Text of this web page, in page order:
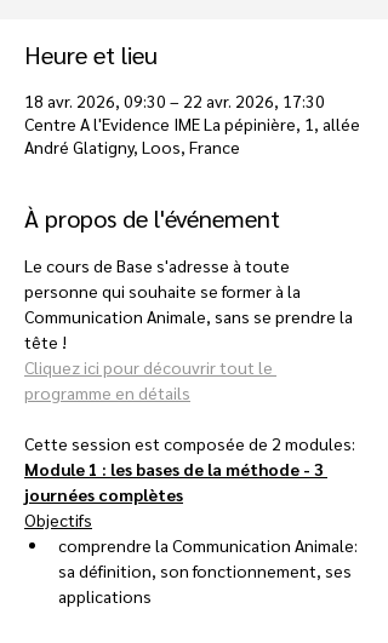
Heure et lieu
18 avr. 2026, 09:30 – 22 avr. 2026, 17:30
Centre A l'Evidence IME La pépinière, 1, allée
André Glatigny, Loos, France
À propos de l'événement
Le cours de Base s'adresse à toute
personne qui souhaite se former à la
Communication Animale, sans se prendre la
tête !
Cliquez ici pour découvrir tout le
programme en détails
Cette session est composée de 2 modules:
Module 1 : les bases de la méthode - 3
journées complètes
Objectifs
comprendre la Communication Animale:
sa définition, son fonctionnement, ses
applications